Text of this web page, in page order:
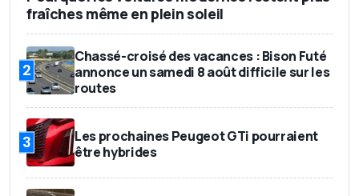
fraîches même en plein soleil
2
Chassé-croisé des vacances : Bison Futé
annonce un samedi 8 août difficile sur les
routes
3
Les prochaines Peugeot GTi pourraient
être hybrides